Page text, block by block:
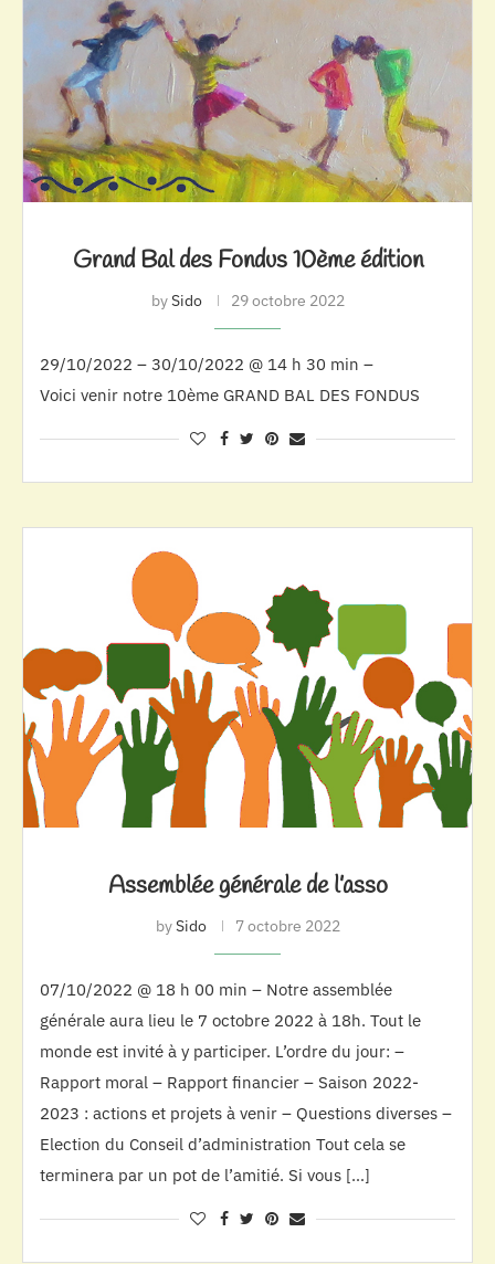
Grand Bal des Fondus 10ème édition
bySido 29 octobre 2022
29/10/2022 – 30/10/2022 @ 14 h 30 min –
Voici venir notre 10ème GRAND BAL DES FONDUS
Assemblée générale de l’asso
bySido 7 octobre 2022
07/10/2022 @ 18 h 00 min – Notre assemblée
générale aura lieu le 7 octobre 2022 à 18h. Tout le
monde est invité à y participer. L’ordre du jour: –
Rapport moral – Rapport financier – Saison 2022-
2023 : actions et projets à venir – Questions diverses –
Election du Conseil d’administration Tout cela se
terminera par un pot de l’amitié. Si vous […]